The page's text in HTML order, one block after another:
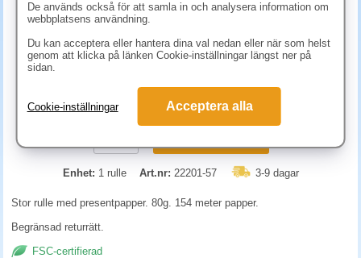
873.80 kr (inkl. moms)
Enhet: 1 rulle Art.nr: 22201-57 3-9 dagar
Stor rulle med presentpapper. 80g. 154 meter papper.
Begränsad returrätt.
FSC-certifierad
De används också för att samla in och analysera information om
webbplatsens användning.
Du kan acceptera eller hantera dina val nedan eller när som helst
genom att klicka på länken Cookie-inställningar längst ner på
sidan.
Cookie-inställningar Acceptera alla